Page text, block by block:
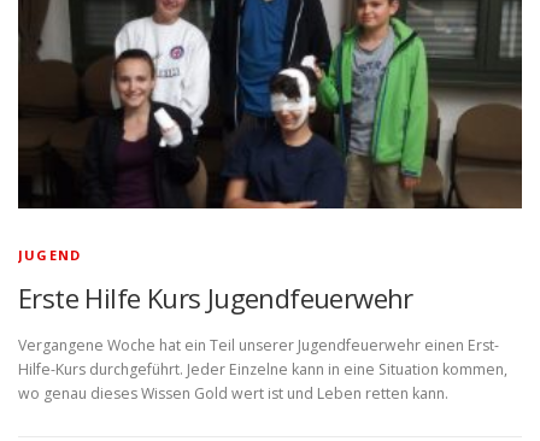
JUGEND
Erste Hilfe Kurs Jugendfeuerwehr
Vergangene Woche hat ein Teil unserer Jugendfeuerwehr einen Erst-
Hilfe-Kurs durchgeführt. Jeder Einzelne kann in eine Situation kommen,
wo genau dieses Wissen Gold wert ist und Leben retten kann.